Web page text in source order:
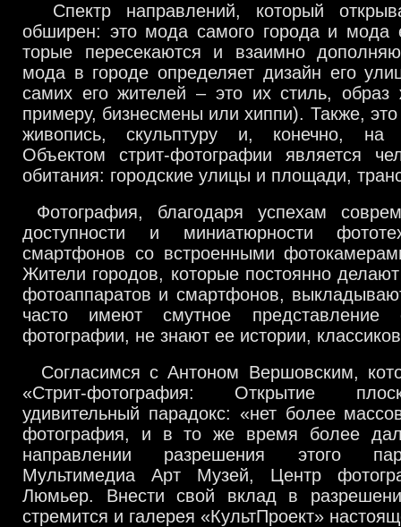
Спектр направлений, который
обширен: это мода самого города и мода
торые пересекаются и взаимно
мода в городе определяет дизайн его
самих его жителей – это их стиль,
примеру, бизнесмены или хиппи). Также,
живопись, скульптуру и, конечно, на
Объектом стрит-фотографии является
обитания: городские улицы и площади,
Фотография, благодаря успехам
доступности и миниатюрности
смартфонов со встроенными
Жители городов, которые постоянно
фотоаппаратов и смартфонов,
часто имеют смутное представление
фотографии, не знают ее истории,
Согласимся с Антоном Вершовским,
«Стрит-фотография: Открытие
удивительный парадокс: «нет более
фотография, и в то же время более
направлении разрешения этого
Мультимедиа Арт Музей, Центр
Люмьер. Внести свой вклад в
стремится и галерея «КультПроект»